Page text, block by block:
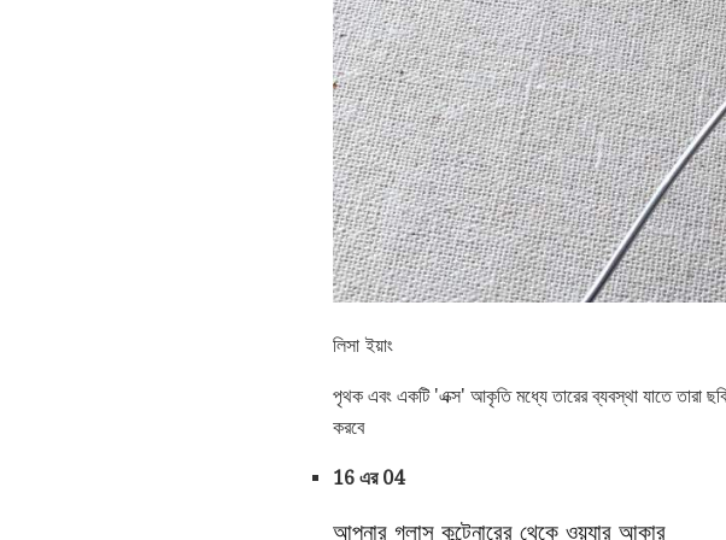
লিসা ইয়াং
পৃথক এবং একটি 'এক্স' আকৃতি মধ্যে তারের ব্যবস্থা যাতে তারা
করবে
16 এর 04
আপনার গ্লাস কন্টেনারের থেকে ওয়্যার আকার